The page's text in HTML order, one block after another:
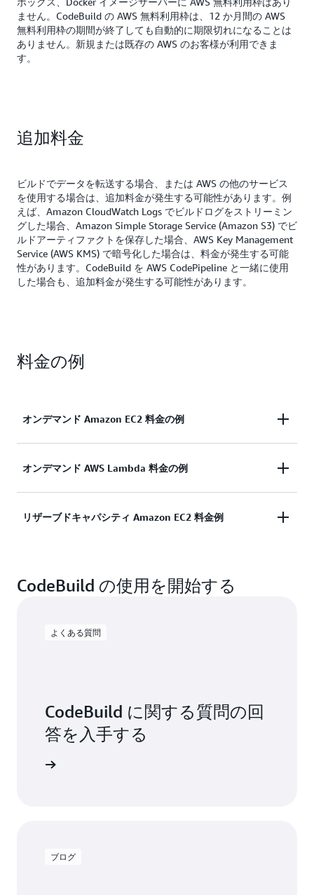
ません。CodeBuild の AWS 無料利用枠は、12 か月間の AWS
無料利用枠の期間が終了しても自動的に期限切れになることは
ありません。新規または既存の AWS のお客様が利用できま
す。
追加料金
ビルドでデータを転送する場合、または AWS の他のサービス
を使用する場合は、追加料金が発生する可能性があります。例
えば、Amazon CloudWatch Logs でビルドログをストリーミン
グした場合、Amazon Simple Storage Service (Amazon S3) でビ
ルドアーティファクトを保存した場合、AWS Key Management
Service (AWS KMS) で暗号化した場合は、料金が発生する可能
性があります。CodeBuild を AWS CodePipeline と一緒に使用
した場合も、追加料金が発生する可能性があります。
料金の例
オンデマンド Amazon EC2 料金の例
build.general1.small を使用して 1 か月でビルドを
ビルド時間 (分) = 100 回のビルド * 5 分 = 500 分
ド時間 (分) = 月額請求の対象となるビルド時間 (分)
2 USD
オンデマンド AWS Lambda 料金の例
lambda.arm.1GB を使用して 1 か月でビルドを 100
ビルドの月額料金
ビルド秒数 = 100 ビルド * 300 秒 = 30,000 ビルド
ビルドの月額合計料金= ビルド 24,000 秒 * 0.00001
USD =0.24 USD
リザーブドキャパシティ Amazon EC2 料金例
タンスを 1 か月間予約した場合、料金は次のように
ビルドの月額料金
月間リザーブド合計料金
CodeBuild の使用を開始する
よくある質問
CodeBuild に関する質問の回
答を入手する
ブログ